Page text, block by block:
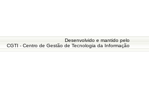
Desenvolvido e mantido pelo
CGTI - Centro de Gestão de Tecnologia da Informação